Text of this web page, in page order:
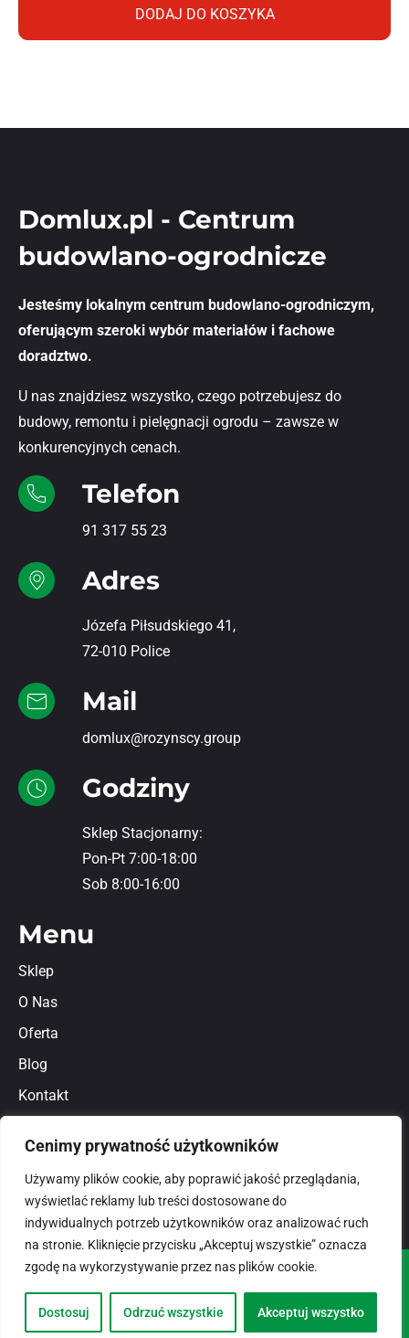
Cenimy prywatność użytkowników
Używamy plików cookie, aby poprawić jakość przeglądania,
wyświetlać reklamy lub treści dostosowane do
indywidualnych potrzeb użytkowników oraz analizować ruch
na stronie. Kliknięcie przycisku „Akceptuj wszystkie” oznacza
zgodę na wykorzystywanie przez nas plików cookie.
Dostosuj Odrzuć wszystkie Akceptuj wszystko
DODAJ DO KOSZYKA
Domlux.pl - Centrum
budowlano-ogrodnicze
Jesteśmy lokalnym centrum budowlano-ogrodniczym,
oferującym szeroki wybór materiałów i fachowe
doradztwo.
U nas znajdziesz wszystko, czego potrzebujesz do
budowy, remontu i pielęgnacji ogrodu – zawsze w
konkurencyjnych cenach.
Telefon
91 317 55 23
Adres
Józefa Piłsudskiego 41,
72-010 Police
Mail
domlux@rozynscy.group
Godziny
Sklep Stacjonarny:
Pon-Pt 7:00-18:00
Sob 8:00-16:00
Menu
Sklep
O Nas
Oferta
Blog
Kontakt
Polityka prywatności
© 2026domlux.plZaprojektowany przez:
Dotspice.com Sp. z o.o.